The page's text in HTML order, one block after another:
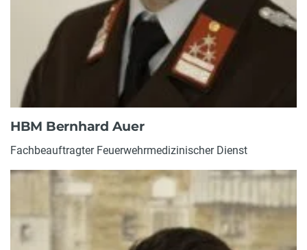
HBM Bernhard Auer
Fachbeauftragter Feuerwehrmedizinischer Dienst